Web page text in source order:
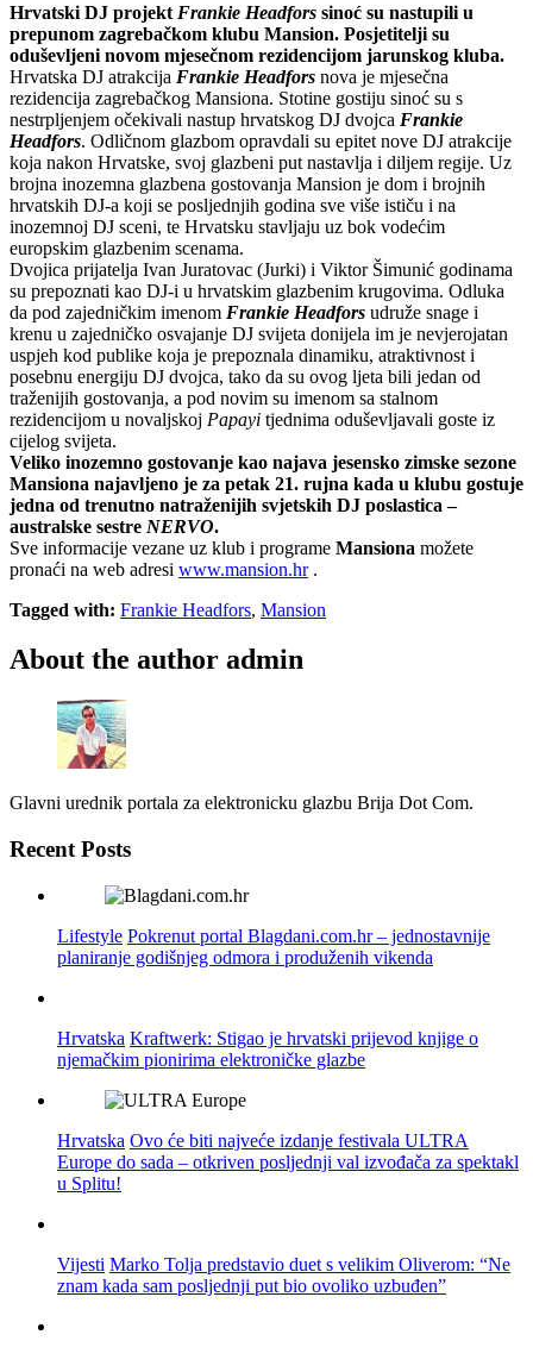
Hrvatski DJ projekt Frankie Headfors sinoć su nastupili u
prepunom zagrebačkom klubu Mansion. Posjetitelji su
oduševljeni novom mjesečnom rezidencijom jarunskog kluba.
Hrvatska DJ atrakcija Frankie Headfors nova je mjesečna
rezidencija zagrebačkog Mansiona. Stotine gostiju sinoć su s
nestrpljenjem očekivali nastup hrvatskog DJ dvojca Frankie
Headfors. Odličnom glazbom opravdali su epitet nove DJ atrakcije
koja nakon Hrvatske, svoj glazbeni put nastavlja i diljem regije. Uz
brojna inozemna glazbena gostovanja Mansion je dom i brojnih
hrvatskih DJ-a koji se posljednjih godina sve više ističu i na
inozemnoj DJ sceni, te Hrvatsku stavljaju uz bok vodećim
europskim glazbenim scenama.
Dvojica prijatelja Ivan Juratovac (Jurki) i Viktor Šimunić godinama
su prepoznati kao DJ-i u hrvatskim glazbenim krugovima. Odluka
da pod zajedničkim imenom Frankie Headfors udruže snage i
krenu u zajedničko osvajanje DJ svijeta donijela im je nevjerojatan
uspjeh kod publike koja je prepoznala dinamiku, atraktivnost i
posebnu energiju DJ dvojca, tako da su ovog ljeta bili jedan od
traženijih gostovanja, a pod novim su imenom sa stalnom
rezidencijom u novaljskoj Papayi tjednima oduševljavali goste iz
cijelog svijeta.
Veliko inozemno gostovanje kao najava jesensko zimske sezone
Mansiona najavljeno je za petak 21. rujna kada u klubu gostuje
jedna od trenutno natraženijih svjetskih DJ poslastica –
australske sestre NERVO.
Sve informacije vezane uz klub i programe Mansiona možete
pronaći na web adresi www.mansion.hr.
Tagged with: Frankie Headfors, Mansion
About the author admin
Glavni urednik portala za elektronicku glazbu Brija Dot Com.
Recent Posts
Lifestyle Pokrenut portal Blagdani.com.hr – jednostavnije
planiranje godišnjeg odmora i produženih vikenda
Hrvatska Kraftwerk: Stigao je hrvatski prijevod knjige o
njemačkim pionirima elektroničke glazbe
Hrvatska Ovo će biti najveće izdanje festivala ULTRA
Europe do sada – otkriven posljednji val izvođača za spektakl
u Splitu!
Vijesti Marko Tolja predstavio duet s velikim Oliverom: “Ne
znam kada sam posljednji put bio ovoliko uzbuđen”